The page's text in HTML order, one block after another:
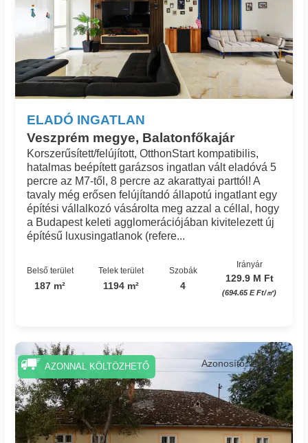
ELADÓ INGATLAN
Veszprém megye, Balatonfőkajár
Korszerűsített/felújított, OtthonStart kompatibilis,
hatalmas beépített garázsos ingatlan vált eladóvá 5
percre az M7-től, 8 percre az akarattyai parttól! A
tavaly még erősen felújítandó állapotú ingatlant egy
építési vállalkozó vásárolta meg azzal a céllal, hogy
a Budapest keleti agglomerációjában kivitelezett új
építésű luxusingatlanok (refere...
Belső terület
187 m²
Telek terület
1194 m²
Szobák
4
Irányár
129.9 M Ft
(694.65 E Ft/㎡)
Azonosító: 223_ae
AZONNAL KÖLTÖZHETŐ